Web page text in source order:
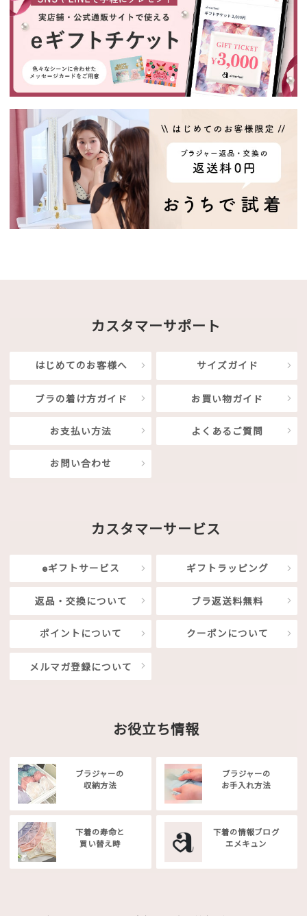
カスタマーサポート
はじめてのお客様へ サイズガイド
ブラの着け方ガイド お買い物ガイド
お支払い方法 よくあるご質問
お問い合わせ
カスタマーサービス
eギフトサービス ギフトラッピング
返品・交換について ブラ返送料無料
ポイントについて クーポンについて
メルマガ登録について
お役立ち情報
ブラジャーの
収納方法
ブラジャーの
お手入れ方法
下着の寿命と
買い替え時
下着の情報ブログ
エメキュン